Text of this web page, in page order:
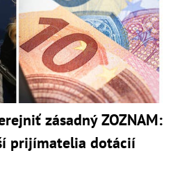
zásadný ZOZNAM:
prijímatelia dotácií